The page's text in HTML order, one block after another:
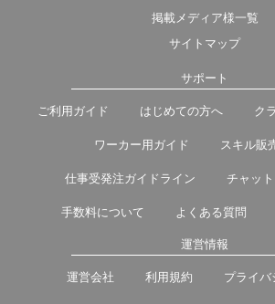
掲載メディア様一覧
サイトマップ
サポート
ご利用ガイド はじめての方へ ク
ワーカー用ガイド スキル販
仕事受発注ガイドライン チャッ
手数料について よくある質問
運営情報
運営会社 利用規約 プライバ